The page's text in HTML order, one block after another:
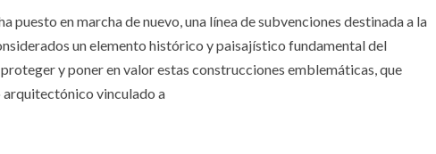
puesto en marcha de nuevo, una línea de subvenciones destinada a la
un elemento histórico y paisajístico fundamental del
y poner en valor estas construcciones emblemáticas, que
vinculado a